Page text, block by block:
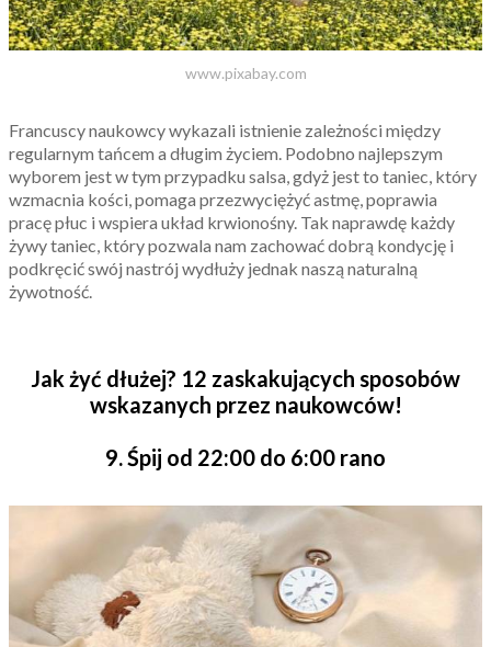
www.pixabay.com
Francuscy naukowcy wykazali istnienie zależności między
regularnym tańcem a długim życiem. Podobno najlepszym
wyborem jest w tym przypadku salsa, gdyż jest to taniec, który
wzmacnia kości, pomaga przezwyciężyć astmę, poprawia
pracę płuc i wspiera układ krwionośny. Tak naprawdę każdy
żywy taniec, który pozwala nam zachować dobrą kondycję i
podkręcić swój nastrój wydłuży jednak naszą naturalną
żywotność.
Jak żyć dłużej? 12 zaskakujących sposobów
wskazanych przez naukowców!
9. Śpij od 22:00 do 6:00 rano